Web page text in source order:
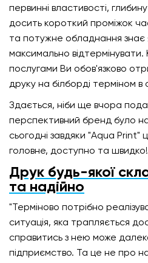
первинні властивості,
досить короткий проміжок
та потужне обладнання знає
максимально
послугами Ви обов'язково
друку на білборді терміном в
Здається, ніби ще вчора
перспективний бренд було
сьогодні завдяки "Aqua
головне, доступно та швидко!
Друк будь-якої
та надійно
"Терміново потрібно
ситуація, яка трапляється
справитись з нею може
підприємство. Та це не про